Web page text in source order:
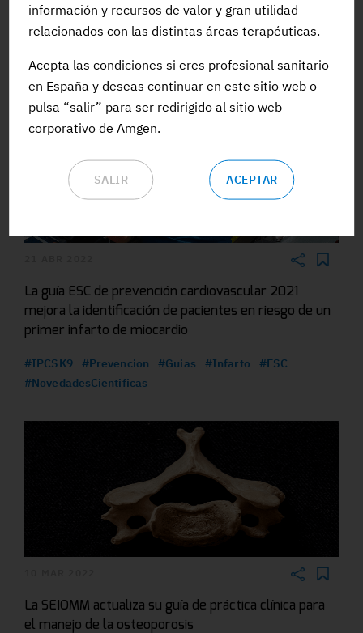
información y recursos de valor y gran utilidad
relacionados con las distintas áreas terapéuticas.
Acepta las condiciones si eres profesional sanitario
en España y deseas continuar en este sitio web o
pulsa “salir” para ser redirigido al sitio web
corporativo de Amgen.
SALIR ACEPTAR
enfermedad
#ArtritisPsoriasica
#NovedadesCientificas
La guía ESC de prevención cardiovascular 2021
mejora la identificación de pacientes en riesgo de un
primer infarto de miocardio
#IPCSK9 #Prevencion #Guias #Infarto
#ESC
#NovedadesCientificas
La SEIOMM actualiza su guía de práctica clínica para
el manejo de la osteoporosis